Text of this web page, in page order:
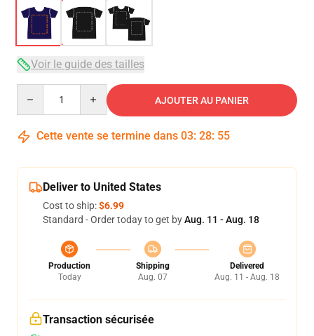
Voir le guide des tailles
AJOUTER AU PANIER
Cette vente se termine dans 03: 28: 54
Deliver to United States
Cost to ship:$6.99
Standard - Order today to get byAug. 11 - Aug. 18
Production
Today
Shipping
Aug. 07
Delivered
Aug. 11 - Aug. 18
Transaction sécurisée